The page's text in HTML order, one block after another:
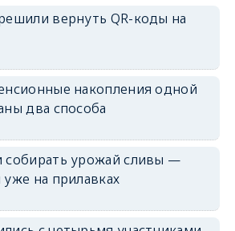
вернуть QR-коды на
накопления одной
два способа
собирать урожай сливы —
на прилавках